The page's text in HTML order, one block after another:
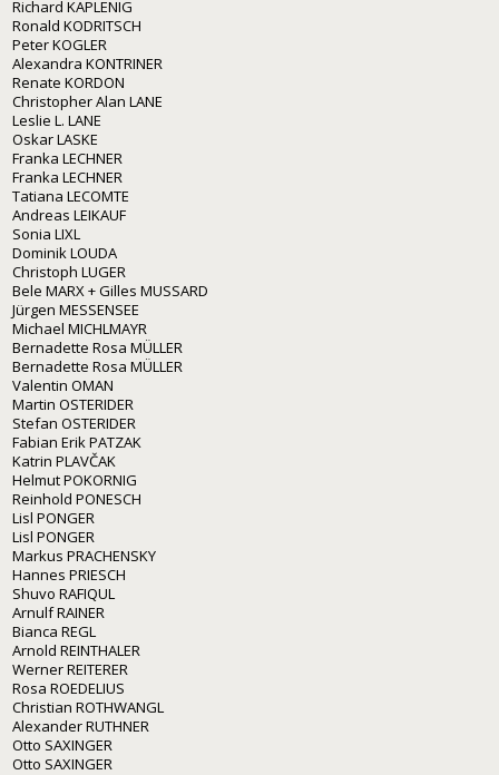
Richard KAPLENIG
Ronald KODRITSCH
Peter KOGLER
Alexandra KONTRINER
Renate KORDON
Christopher Alan LANE
Leslie L. LANE
Oskar LASKE
Franka LECHNER
Franka LECHNER
Tatiana LECOMTE
Andreas LEIKAUF
Sonia LIXL
Dominik LOUDA
Christoph LUGER
Bele MARX + Gilles MUSSARD
Jürgen MESSENSEE
Michael MICHLMAYR
Bernadette Rosa MÜLLER
Bernadette Rosa MÜLLER
Valentin OMAN
Martin OSTERIDER
Stefan OSTERIDER
Fabian Erik PATZAK
Katrin PLAVČAK
Helmut POKORNIG
Reinhold PONESCH
Lisl PONGER
Lisl PONGER
Markus PRACHENSKY
Hannes PRIESCH
Shuvo RAFIQUL
Arnulf RAINER
Bianca REGL
Arnold REINTHALER
Werner REITERER
Rosa ROEDELIUS
Christian ROTHWANGL
Alexander RUTHNER
Otto SAXINGER
Otto SAXINGER